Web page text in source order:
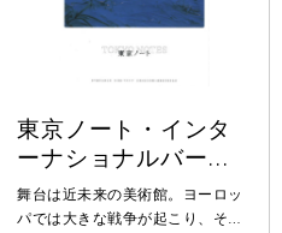
東京ノート・インタ
ーナショナルバージ
ョン
舞台は近未来の美術館。ヨーロッ
パでは大きな戦争が起こり、そこ